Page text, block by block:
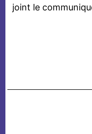
joint le